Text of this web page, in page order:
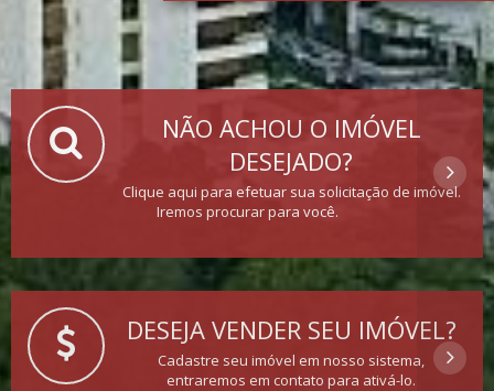
NÃO ACHOU O IMÓVEL
DESEJADO?
Clique aqui para efetuar sua solicitação de imóvel.
Iremos procurar para você.
DESEJA VENDER SEU IMÓVEL?
Cadastre seu imóvel em nosso sistema,
entraremos em contato para ativá-lo.